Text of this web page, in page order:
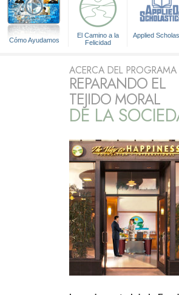
Cómo Ayudamos
El Camino a la
Felicidad
Applied
ACERCA DEL PROGRAMA
REPARANDO EL
TEJIDO MORAL
DE LA